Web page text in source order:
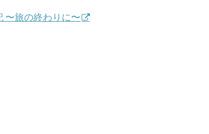
〜旅の終わりに〜